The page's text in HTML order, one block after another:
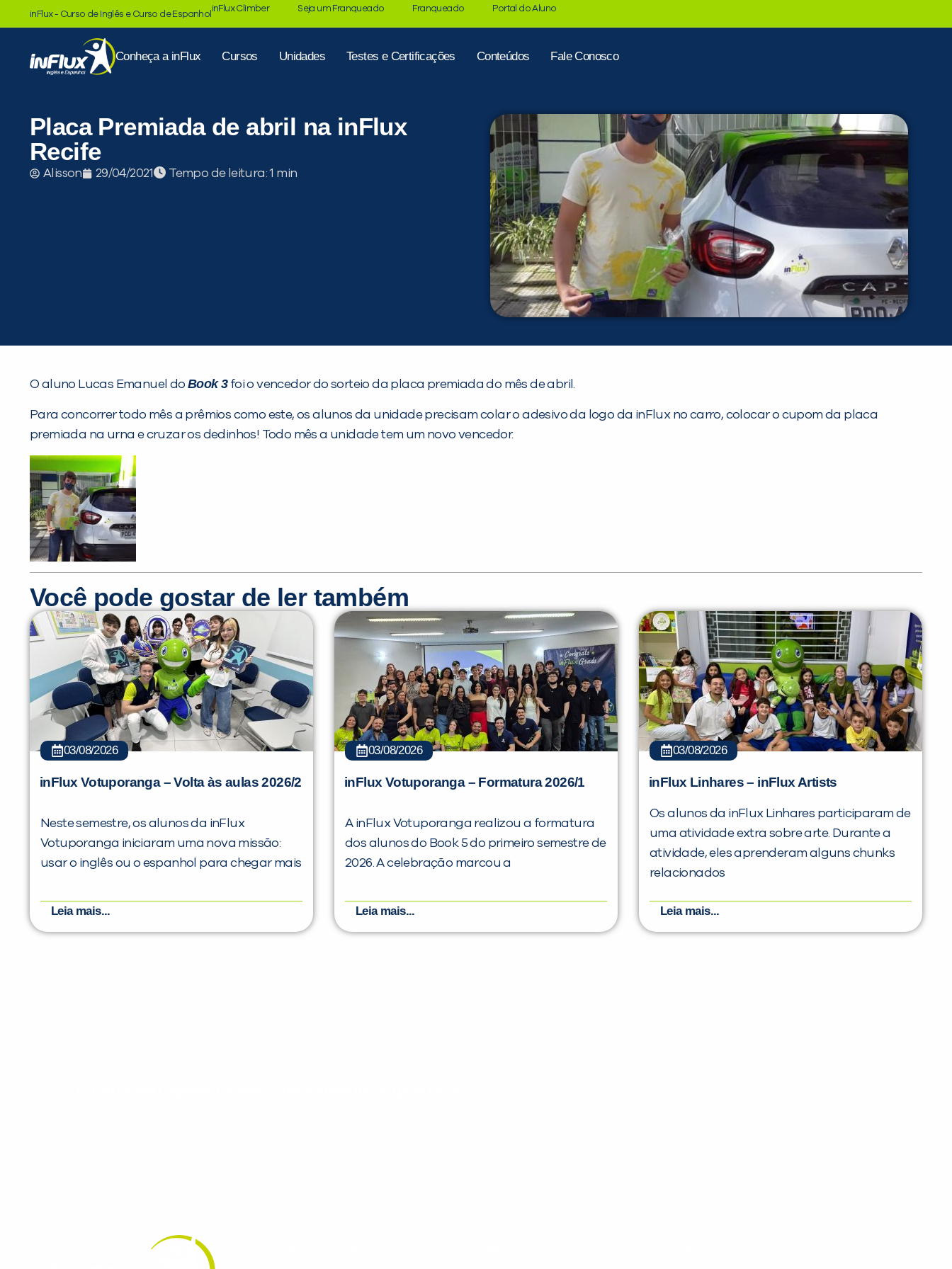
inFlux - Curso de Inglês e Curso de Espanhol
inFlux Climber Seja um Franqueado Franqueado Portal do Aluno
Conheça a inFlux Cursos Unidades Testes e Certificações Conteúdos Fale Conosco
Placa Premiada de abril na inFlux
Recife
Alisson 29/04/2021 Tempo de leitura:
O aluno Lucas Emanuel do Book 3foi o vencedor do sorteio da placa premiada do mês de abril.
Para concorrer todo mês a prêmios como este, os alunos da unidade precisam colar o adesivo da logo da inFlux no carro, colocar o cupom da placa
premiada na urna e cruzar os dedinhos! Todo mês a unidade tem um novo vencedor.
Você pode gostar de ler também
03/08/2026
inFlux Votuporanga – Volta às aulas 2026/2
Neste semestre, os alunos da inFlux
Votuporanga iniciaram uma nova missão:
usar o inglês ou o espanhol para chegar mais
Leia mais...
03/08/2026
inFlux Votuporanga – Formatura 2026/1
A inFlux Votuporanga realizou a formatura
dos alunos do Book 5 do primeiro semestre de
2026. A celebração marcou a
Leia mais...
03/08/2026
inFlux Linhares – inFlux Artists
Os alunos da inFlux Linhares participaram de
uma atividade extra sobre arte. Durante a
atividade, eles aprenderam alguns chunks
relacionados
Leia mais...